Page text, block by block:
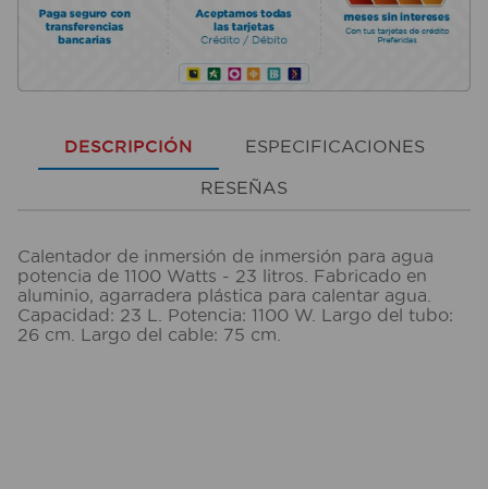
DESCRIPCIÓN ESPECIFICACIONES
RESEÑAS
Calentador de inmersión de inmersión para agua
potencia de 1100 Watts - 23 litros. Fabricado en
aluminio, agarradera plástica para calentar agua.
Capacidad: 23 L. Potencia: 1100 W. Largo del tubo:
26 cm. Largo del cable: 75 cm.